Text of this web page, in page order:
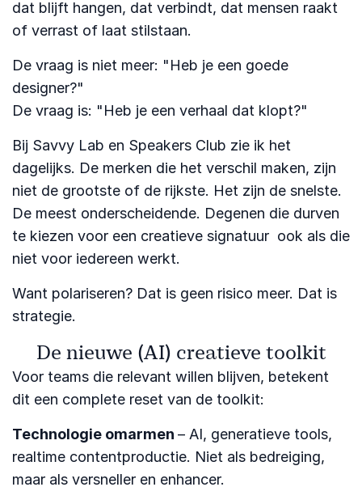
dat blijft hangen, dat verbindt, dat mensen raakt
of verrast of laat stilstaan.
De vraag is niet meer: "Heb je een goede
designer?"
De vraag is: "Heb je een verhaal dat klopt?"
Bij Savvy Lab en Speakers Club zie ik het
dagelijks. De merken die het verschil maken, zijn
niet de grootste of de rijkste. Het zijn de snelste.
De meest onderscheidende. Degenen die durven
te kiezen voor een creatieve signatuur ook als die
niet voor iedereen werkt.
Want polariseren? Dat is geen risico meer. Dat is
strategie.
De nieuwe (AI) creatieve toolkit
Voor teams die relevant willen blijven, betekent
dit een complete reset van de toolkit:
Technologie omarmen – AI, generatieve tools,
realtime contentproductie. Niet als bedreiging,
maar als versneller en enhancer.